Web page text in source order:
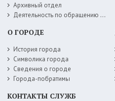
Архивный отдел
Деятельность по обращению с животными без владельцев
О ГОРОДЕ
История города
Символика города
Сведения о городе
Города-побратимы
КОНТАКТЫ СЛУЖБ